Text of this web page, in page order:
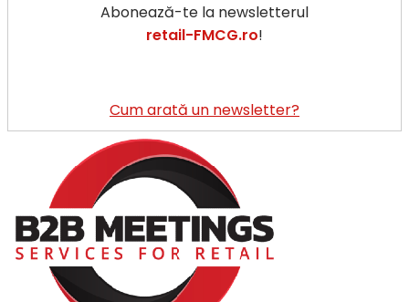
Abonează-te la newsletterul
retail-FMCG.ro!
Cum arată un newsletter?